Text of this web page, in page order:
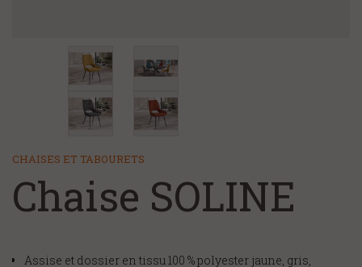
CHAISES ET TABOURETS
Chaise SOLINE
Assise et dossier en tissu 100 % polyester jaune, gris,